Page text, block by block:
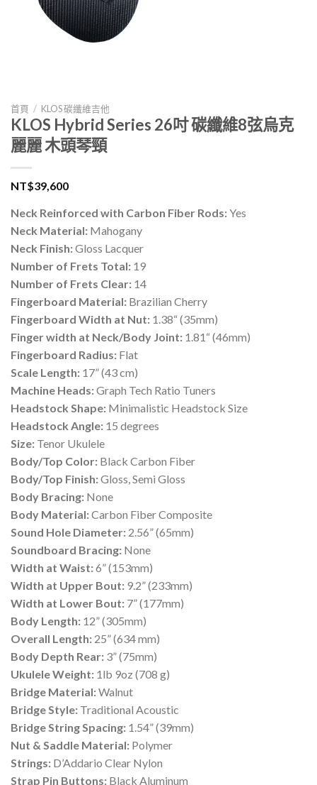
首頁 / KLOS 碳纖維吉他
KLOS Hybrid Series 26吋 碳纖維8弦烏克
麗麗 木頭琴頸
NT$39,600
Neck Reinforced with Carbon Fiber Rods:Yes
Neck Material: Mahogany
Neck Finish:Gloss Lacquer
Number of Frets Total: 19
Number of Frets Clear: 14
Fingerboard Material: Brazilian Cherry
Fingerboard Width at Nut: 1.38“ (35mm)
Finger width at Neck/Body Joint: 1.81“ (46mm)
Fingerboard Radius: Flat
Scale Length: 17” (43 cm)
Machine Heads:Graph Tech Ratio Tuners
Headstock Shape: Minimalistic Headstock Size
Headstock Angle: 15 degrees
Size: Tenor Ukulele
Body/Top Color: Black Carbon Fiber
Body/Top Finish:Gloss, Semi Gloss
Body Bracing: None
Body Material:Carbon Fiber Composite
Sound Hole Diameter: 2.56” (65mm)
Soundboard Bracing: None
Width at Waist:6” (153mm)
Width at Upper Bout: 9.2” (233mm)
Width at Lower Bout: 7” (177mm)
Body Length: 12” (305mm)
Overall Length: 25” (634 mm)
Body Depth Rear: 3” (75mm)
Ukulele Weight: 1lb 9oz (708 g)
Bridge Material:Walnut
Bridge Style: Traditional Acoustic
Bridge String Spacing: 1.54” (39mm)
Nut & Saddle Material: Polymer
Strings: D’Addario Clear Nylon
Strap Pin Buttons: Black Aluminum